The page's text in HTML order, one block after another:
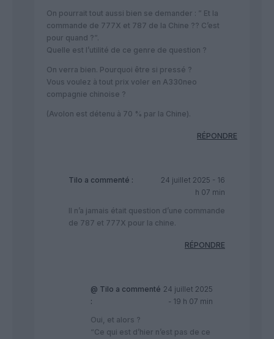
On pourrait tout aussi bien se demander : ” Et la
commande de 777X et 787 de la Chine ?? C’est
pour quand ?”.
Quelle est l’utilité de ce genre de question ?
On verra bien. Pourquoi être si pressé ?
Vous voulez à tout prix voler en A330neo
compagnie chinoise ?
(Avolon est détenu à 70 % par la Chine).
RÉPONDRE
Tilo a commenté :
24 juillet 2025 - 16
h 07 min
Il n’a jamais était question d’une commande
de 787 et 777X pour la chine.
RÉPONDRE
@ Tilo a commenté
:
24 juillet 2025
- 19 h 07 min
Oui, et alors ?
“Ce qui est d’hier n’est pas de ce